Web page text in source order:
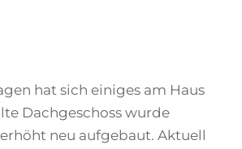
hat sich einiges am Haus
Dachgeschoss wurde
neu aufgebaut. Aktuell